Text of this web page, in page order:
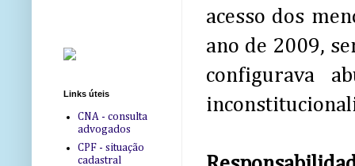
acesso dos
ano de 2009,
configurava
Links úteis
CNA - consulta
advogados
CPF - situação
cadastral